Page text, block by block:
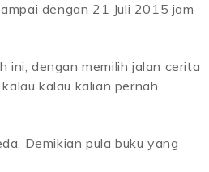
dengan 21 Juli 2015 jam
dengan memilih jalan cerita
kalau kalian pernah
Demikian pula buku yang